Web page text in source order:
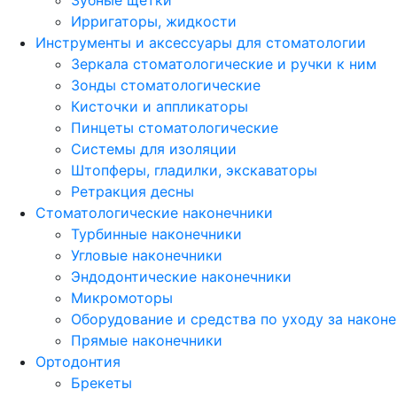
Ирригаторы, жидкости
Инструменты и аксессуары для стоматологии
Зеркала стоматологические и ручки к ним
Зонды стоматологические
Кисточки и аппликаторы
Пинцеты стоматологические
Системы для изоляции
Штопферы, гладилки, экскаваторы
Ретракция десны
Стоматологические наконечники
Турбинные наконечники
Угловые наконечники
Эндодонтические наконечники
Микромоторы
Оборудование и средства по уходу за
Прямые наконечники
Ортодонтия
Брекеты